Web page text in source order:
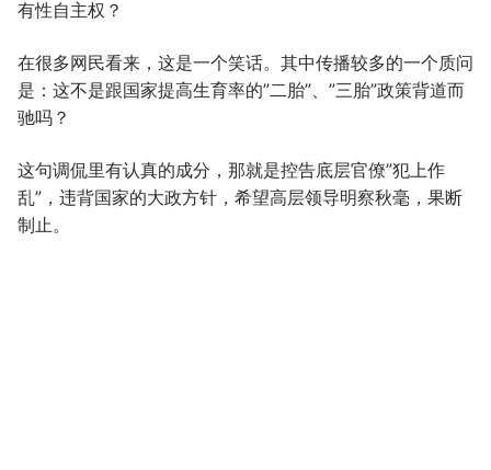
有性自主权？
在很多网民看来，这是一个笑话。其中传播较多的一个质问
是：这不是跟国家提高生育率的”二胎”、”三胎”政策背道而
驰吗？
这句调侃里有认真的成分，那就是控告底层官僚”犯上作
乱”，违背国家的大政方针，希望高层领导明察秋毫，果断
制止。